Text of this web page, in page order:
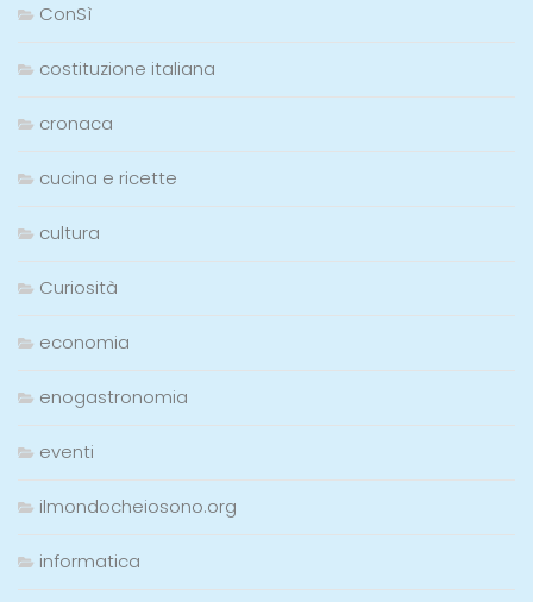
ConSì
costituzione italiana
cronaca
cucina e ricette
cultura
Curiosità
economia
enogastronomia
eventi
ilmondocheiosono.org
informatica